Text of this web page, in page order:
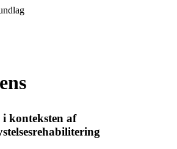
i konteksten af